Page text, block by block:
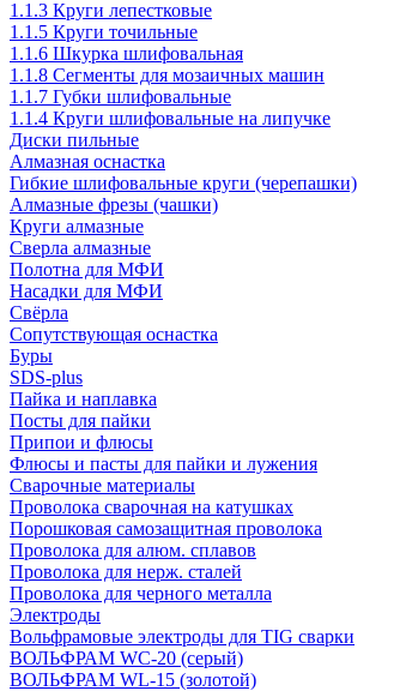
1.1.3 Круги лепестковые
1.1.5 Круги точильные
1.1.6 Шкурка шлифовальная
1.1.8 Сегменты для мозаичных машин
1.1.7 Губки шлифовальные
1.1.4 Круги шлифовальные на липучке
Диски пильные
Алмазная оснастка
Гибкие шлифовальные круги (черепашки)
Алмазные фрезы (чашки)
Круги алмазные
Сверла алмазные
Полотна для МФИ
Насадки для МФИ
Свёрла
Сопутствующая оснастка
Буры
SDS-plus
Пайка и наплавка
Посты для пайки
Припои и флюсы
Флюсы и пасты для пайки и лужения
Сварочные материалы
Проволока сварочная на катушках
Порошковая самозащитная проволока
Проволока для алюм. сплавов
Проволока для нерж. сталей
Проволока для черного металла
Электроды
Вольфрамовые электроды для TIG сварки
ВОЛЬФРАМ WC-20 (серый)
ВОЛЬФРАМ WL-15 (золотой)